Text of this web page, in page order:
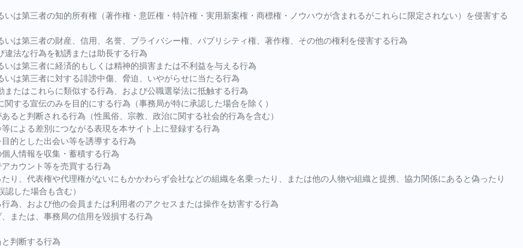
は第三者の知的所有権（著作権・意匠権・特許権・実用新案権・商標権・ノウハウが含まれるがこれらに限定されない）を侵害する
は第三者の財産、信用、名誉、プライバシー権、パブリシティ権、著作権、その他の権利を侵害する行為
法な行為を勧誘または助長する行為
は第三者に経済的もしくは精神的損害または不利益を与える行為
は第三者に対する誹謗中傷、脅迫、いやがらせに当たる行為
たはこれらに類似する行為、および公職選挙法に抵触する行為
する宣伝のみを目的にする行為（事務局が特に承認した場合を除く）
ると判断される行為（性風俗、宗教、政治に関する社会的行為を含む）
による差別につながる表現を本サイト上に登録する行為
的とした出会い等を誘導する行為
人情報を収集・蓄積する行為
カウント等を売買する行為
り、代表権や代理権がないにもかかわらず会社などの組織を名乗ったり、または他の人物や組織と提携、協力関係にあると偽ったり
した場合も含む）
為、および他の会員または利用者のアクセスまたは操作を妨害する行為
または、事務局の信用を毀損する行為
判断する行為